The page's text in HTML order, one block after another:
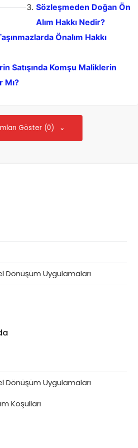
Sözleşmeden Doğan Ön
Alım Hakkı Nedir?
Önalım Hakkı
Satışında Komşu Maliklerin
Mı?
Göster (0)
Dönüşüm Uygulamaları
Dönüşüm Uygulamaları
Koşulları